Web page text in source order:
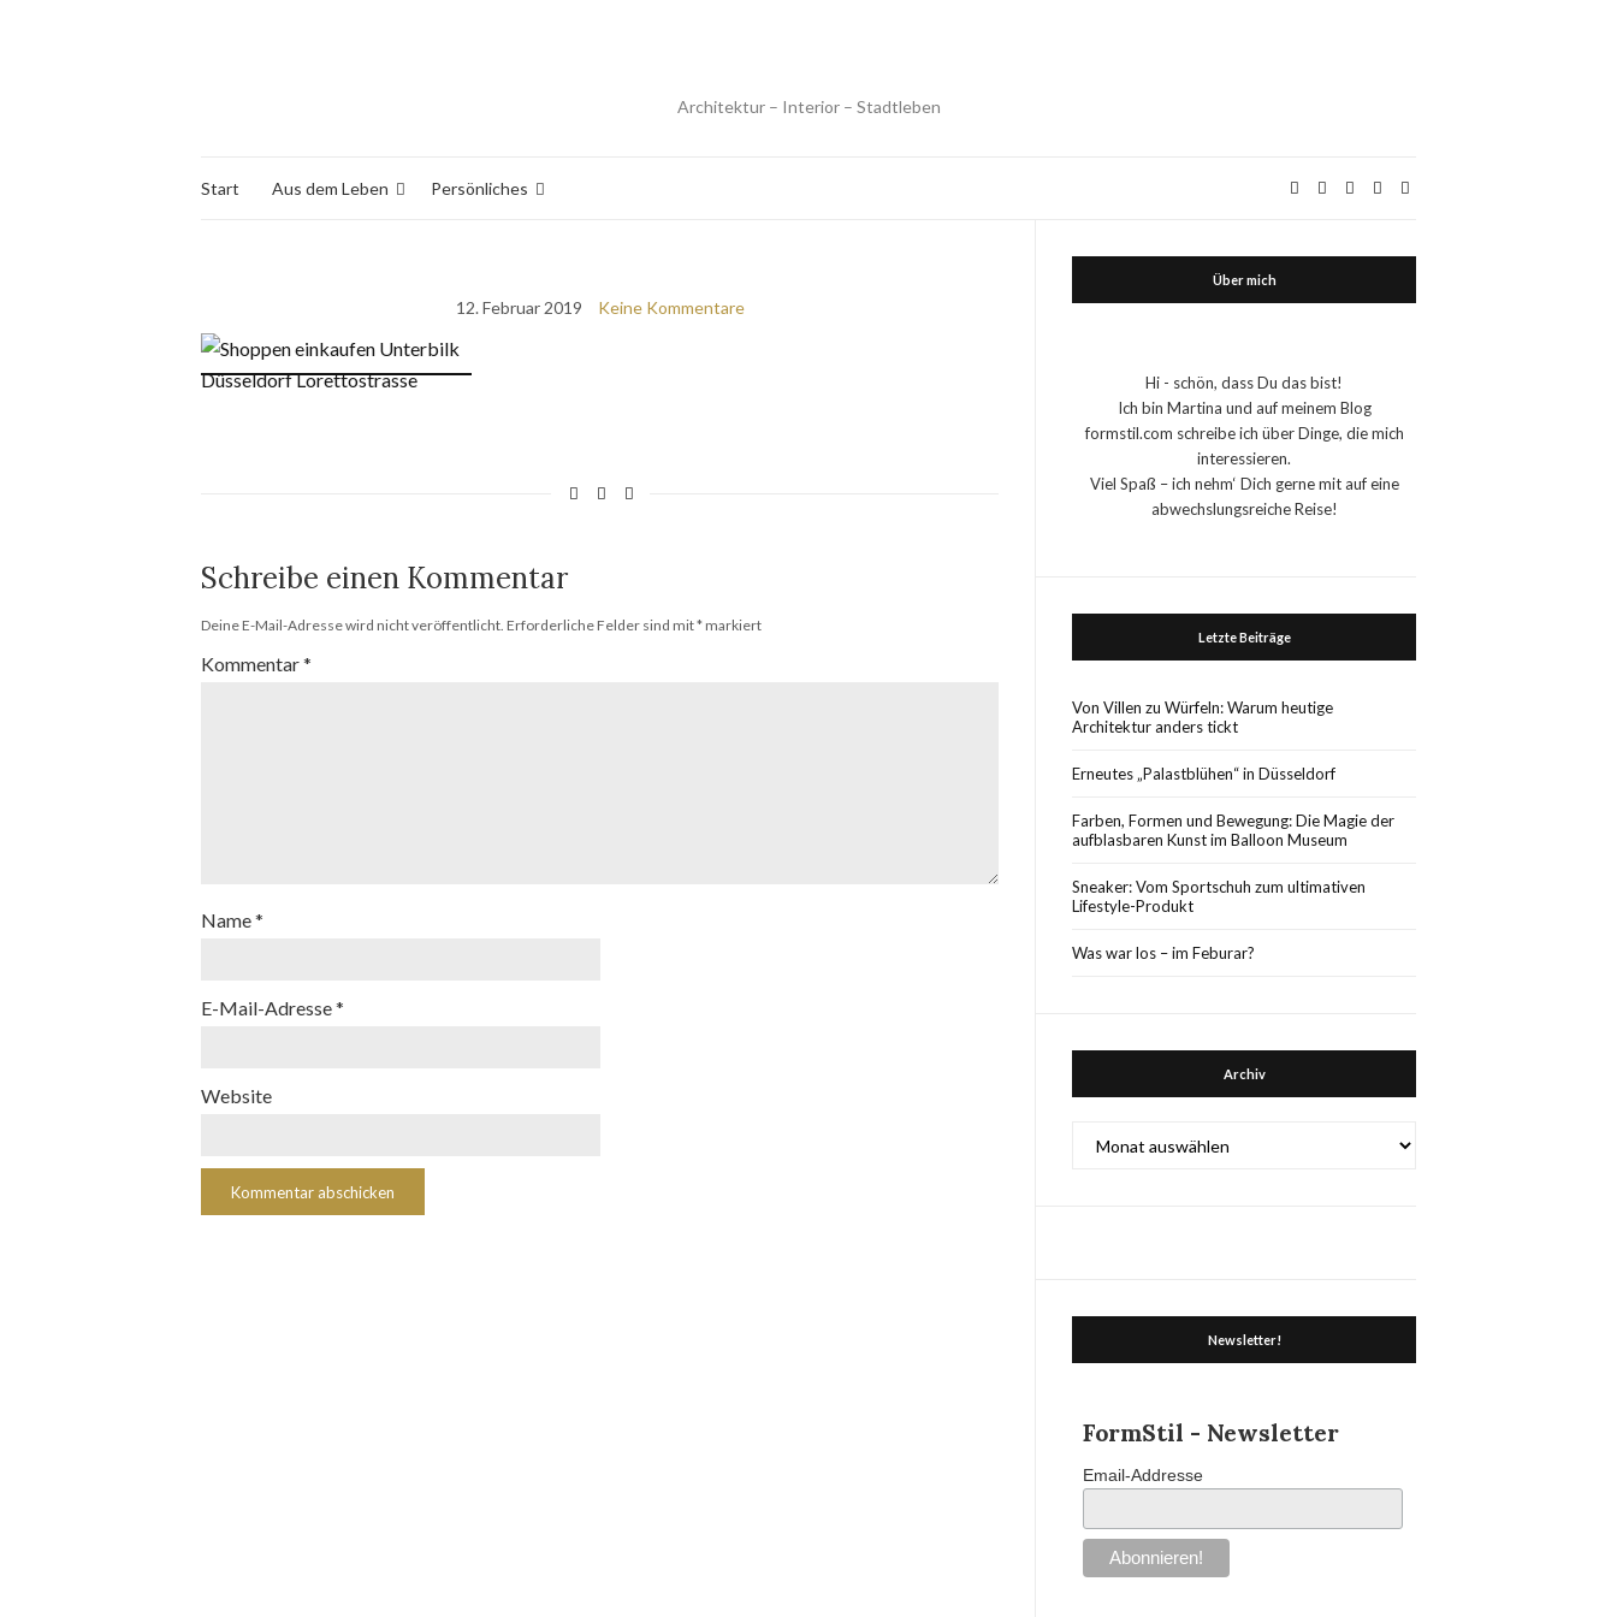
Architektur – Interior – Stadtleben
Start Aus dem Leben Persönliches
12. Februar 2019 Keine Kommentare
Schreibe einen Kommentar
Deine E-Mail-Adresse wird nicht veröffentlicht. Erforderliche Felder sind mit*markiert
Kommentar*
Name*
E-Mail-Adresse*
Website
Über mich
Hi - schön, dass Du das bist!
Ich bin Martina und auf meinem Blog
formstil.com schreibe ich über Dinge, die mich
interessieren.
Viel Spaß – ich nehm‘ Dich gerne mit auf eine
abwechslungsreiche Reise!
Letzte Beiträge
Von Villen zu Würfeln: Warum heutige
Architektur anders tickt
Erneutes „Palastblühen“ in Düsseldorf
Farben, Formen und Bewegung: Die Magie der
aufblasbaren Kunst im Balloon Museum
Sneaker: Vom Sportschuh zum ultimativen
Lifestyle-Produkt
Was war los – im Feburar?
Archiv
Newsletter!
FormStil - Newsletter
Email-Addresse